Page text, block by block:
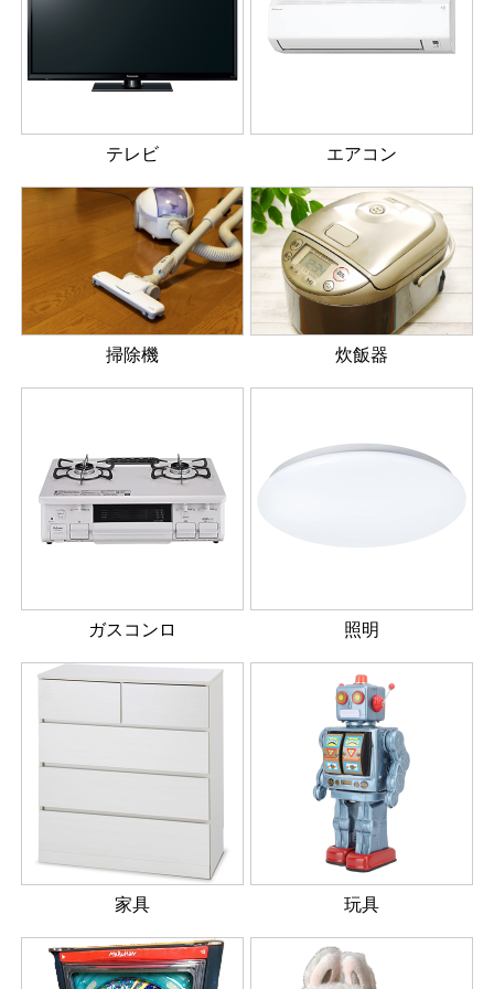
テレビ エアコン
掃除機 炊飯器
ガスコンロ 照明
家具 玩具